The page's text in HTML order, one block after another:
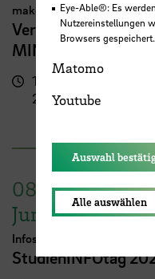
makeMINT
Vernetzung und
MINT-Studentinnen
17:00 -
21:00 Uhr
08.
Juni
Infos für
StudienINFOtag
Eye-Able®: Es
Nutzereinstellungen
Browsers gespeichert.
Matomo
Youtube
Auswahl
Alle auswählen